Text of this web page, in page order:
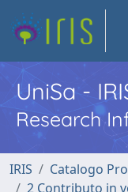
UniSa -
Research
IRIS
Catalogo
2 Contributo in